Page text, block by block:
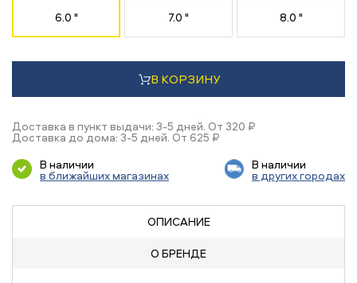
6.0 "
7.0 " 8.0 "
В КОРЗИНУ
Доставка в пункт выдачи: 3-5 дней. От 320 ₽
Доставка до дома: 3-5 дней. От 625 ₽
В наличии
в ближайших магазинах
В наличии
в других городах
ОПИСАНИЕ
О БРЕНДЕ